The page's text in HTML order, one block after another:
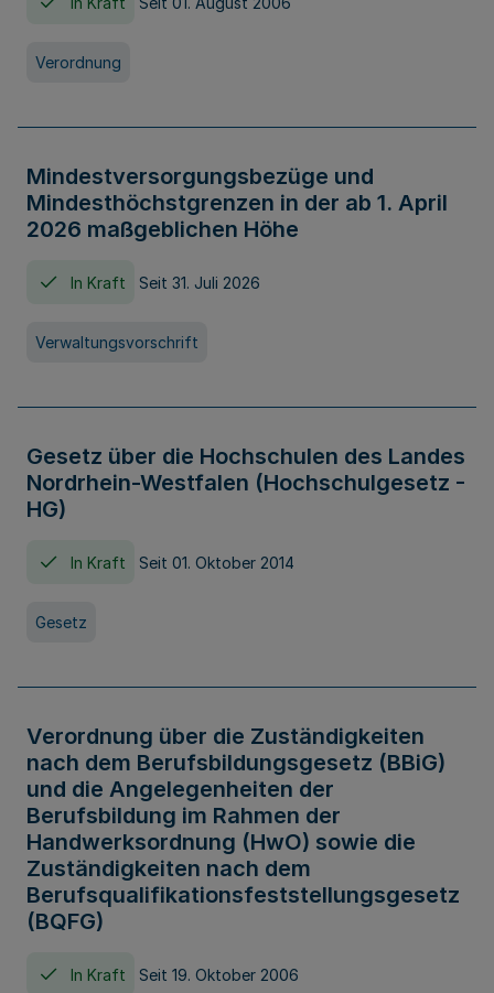
Verordnung
Mindestversorgungsbezüge und
Mindesthöchstgrenzen in der ab 1. April
2026 maßgeblichen Höhe
In Kraft Seit 31. Juli 2026
Verwaltungsvorschrift
Gesetz über die Hochschulen des Landes
Nordrhein-Westfalen (Hochschulgesetz -
HG)
In Kraft Seit 01. Oktober 2014
Gesetz
Verordnung über die Zuständigkeiten
nach dem Berufsbildungsgesetz (BBiG)
und die Angelegenheiten der
Berufsbildung im Rahmen der
Handwerksordnung (HwO) sowie die
Zuständigkeiten nach dem
Berufsqualifikationsfeststellungsgesetz
(BQFG)
In Kraft Seit 19. Oktober 2006